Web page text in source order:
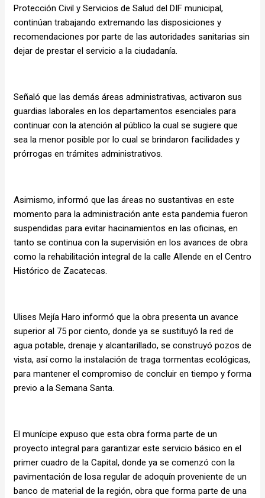
Protección Civil y Servicios de Salud del DIF municipal,
continúan trabajando extremando las disposiciones y
recomendaciones por parte de las autoridades sanitarias sin
dejar de prestar el servicio a la ciudadanía.
Señaló que las demás áreas administrativas, activaron sus
guardias laborales en los departamentos esenciales para
continuar con la atención al público la cual se sugiere que
sea la menor posible por lo cual se brindaron facilidades y
prórrogas en trámites administrativos.
Asimismo, informó que las áreas no sustantivas en este
momento para la administración ante esta pandemia fueron
suspendidas para evitar hacinamientos en las oficinas, en
tanto se continua con la supervisión en los avances de obra
como la rehabilitación integral de la calle Allende en el Centro
Histórico de Zacatecas.
Ulises Mejía Haro informó que la obra presenta un avance
superior al 75 por ciento, donde ya se sustituyó la red de
agua potable, drenaje y alcantarillado, se construyó pozos de
vista, así como la instalación de traga tormentas ecológicas,
para mantener el compromiso de concluir en tiempo y forma
previo a la Semana Santa.
El munícipe expuso que esta obra forma parte de un
proyecto integral para garantizar este servicio básico en el
primer cuadro de la Capital, donde ya se comenzó con la
pavimentación de losa regular de adoquín proveniente de un
banco de material de la región, obra que forma parte de una